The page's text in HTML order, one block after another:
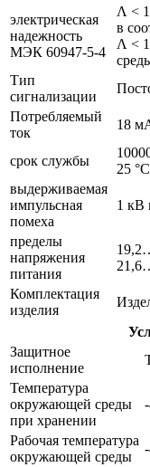
электрическая
надежность
МЭК 60947-5-4
Λ <
в
Λ <
Тип
сигнализации
Потребляемый
ток
18
срок службы
25 °C
выдерживаемая
импульсная
помеха
1 кВ
пределы
напряжения
питания
Комплектация
изделия
Защитное
исполнение
Температура
окружающей среды
при хранении
Рабочая температура
окружающей среды